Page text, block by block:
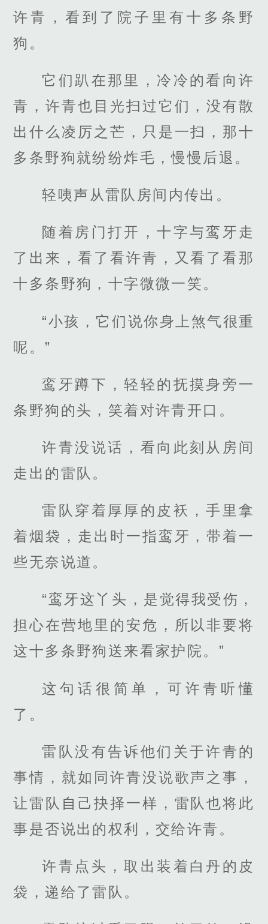
许青，看到了院子里有十多条野
狗。
它们趴在那里，冷冷的看向许
青，许青也目光扫过它们，没有散
出什么凌厉之芒，只是一扫，那十
多条野狗就纷纷炸毛，慢慢后退。
轻咦声从雷队房间内传出。
随着房门打开，十字与鸾牙走
了出来，看了看许青，又看了看那
十多条野狗，十字微微一笑。
“小孩，它们说你身上煞气很重
呢。”
鸾牙蹲下，轻轻的抚摸身旁一
条野狗的头，笑着对许青开口。
许青没说话，看向此刻从房间
走出的雷队。
雷队穿着厚厚的皮袄，手里拿
着烟袋，走出时一指鸾牙，带着一
些无奈说道。
“鸾牙这丫头，是觉得我受伤，
担心在营地里的安危，所以非要将
这十多条野狗送来看家护院。”
这句话很简单，可许青听懂
了。
雷队没有告诉他们关于许青的
事情，就如同许青没说歌声之事，
让雷队自己抉择一样，雷队也将此
事是否说出的权利，交给许青。
许青点头，取出装着白丹的皮
袋，递给了雷队。